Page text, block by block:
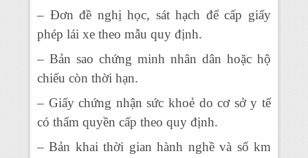
– Đơn đề nghị học, sát hạch để cấp giấy
phép lái xe theo mẫu quy định.
– Bản sao chứng minh nhân dân hoặc hộ
chiếu còn thời hạn.
– Giấy chứng nhận sức khoẻ do cơ sở y tế
có thẩm quyền cấp theo quy định.
– Bản khai thời gian hành nghề và số km